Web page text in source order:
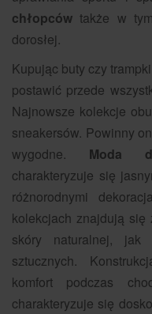
chłopców także w
dorosłej.
Kupując buty czy
postawić przede
Najnowsze kolekcje
sneakersów. Powinny
wygodne. Moda
charakteryzuje się
różnorodnymi
kolekcjach znajdują się
skóry naturalnej, jak
sztucznych.
komfort podczas
charakteryzuje się